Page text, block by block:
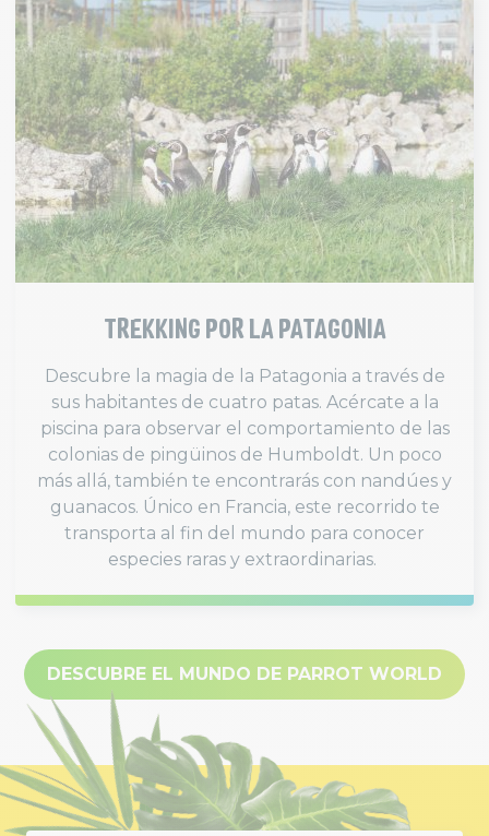
TREKKING POR LA PATAGONIA
Descubre la magia de la Patagonia a través de
sus habitantes de cuatro patas. Acércate a la
piscina para observar el comportamiento de las
colonias de pingüinos de Humboldt. Un poco
más allá, también te encontrarás con nandúes y
guanacos. Único en Francia, este recorrido te
transporta al fin del mundo para conocer
especies raras y extraordinarias.
DESCUBRE EL MUNDO DE PARROT WORLD